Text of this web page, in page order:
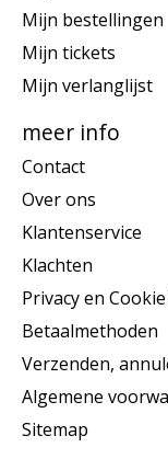
Mijn bestellingen
Mijn tickets
Mijn verlanglijst
meer info
Contact
Over ons
Klantenservice
Klachten
Privacy en
Betaalmethoden
Verzenden,
Algemene
Sitemap